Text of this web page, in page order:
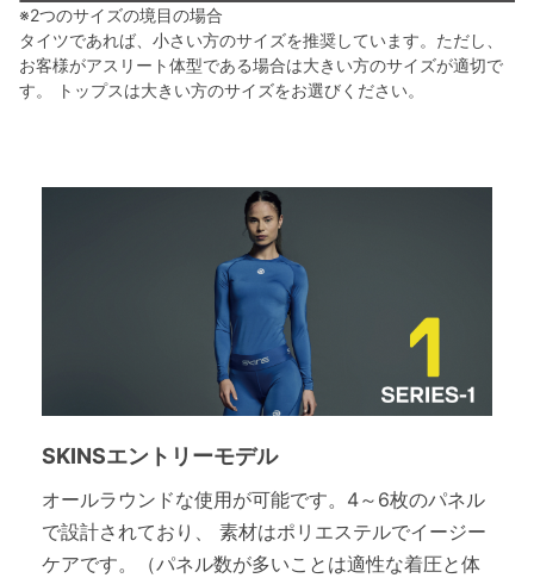
※2つのサイズの境目の場合
タイツであれば、小さい方のサイズを推奨しています。ただし、
お客様がアスリート体型である場合は大きい方のサイズが適切で
す。 トップスは大きい方のサイズをお選びください。
SKINSエントリーモデル
オールラウンドな使用が可能です。4～6枚のパネル
で設計されており、 素材はポリエステルでイージー
ケアです。（パネル数が多いことは適性な着圧と体